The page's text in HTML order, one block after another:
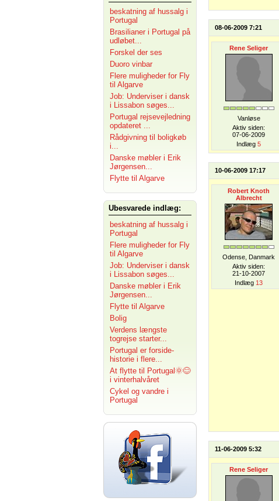
beskatning af hussalg i
Portugal
Brasilianer i Portugal på
udløbet...
Forskel der ses
Duoro vinbar
Flere muligheder for Fly
til Algarve
Job: Underviser i dansk
i Lissabon søges...
Portugal rejsevejledning
opdateret ...
Rådgivning til boligkøb
i...
Danske møbler i Erik
Jørgensen...
Flytte til Algarve
Ubesvarede indlæg:
beskatning af hussalg i
Portugal
Flere muligheder for Fly
til Algarve
Job: Underviser i dansk
i Lissabon søges...
Danske møbler i Erik
Jørgensen...
Flytte til Algarve
Bolig
Verdens længste
togrejse starter...
Portugal er forside-
historie i flere...
At flytte til Portugal🌞😊
i vinterhalvåret
Cykel og vandre i
Portugal
08-06-2009 7:21
Rene Seliger
Vanløse
Aktiv siden:
07-06-2009
Indlæg 5
10-06-2009 17:17
Robert Knoth
Albrecht
Odense, Danmark
Aktiv siden:
21-10-2007
Indlæg 13
11-06-2009 5:32
Rene Seliger